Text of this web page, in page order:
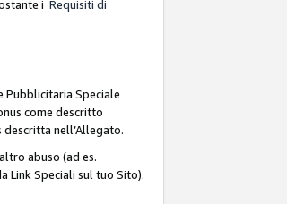
i Requisiti di
Pubblicitaria Speciale
come descritto
descritta nell’Allegato.
abuso (ad es.
Link Speciali sul tuo Sito).